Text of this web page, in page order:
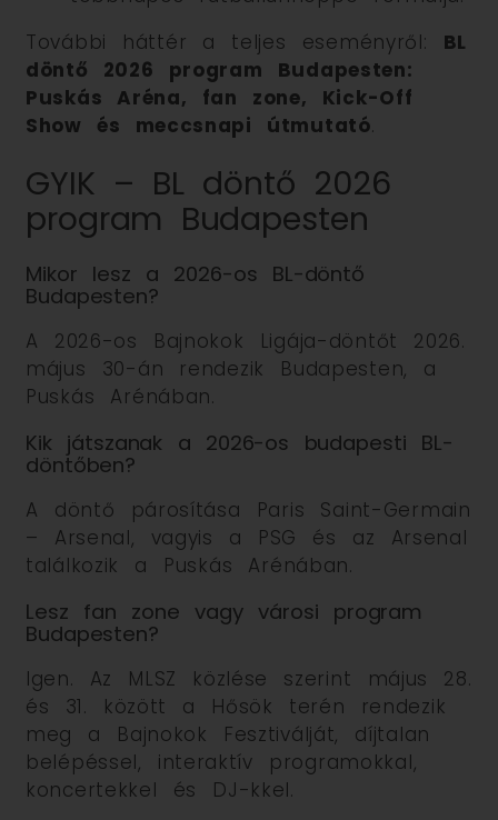
További háttér a teljes eseményről: BL
döntő 2026 program Budapesten:
Puskás Aréna, fan zone, Kick-Off
Show és meccsnapi útmutató.
GYIK – BL döntő 2026
program Budapesten
Mikor lesz a 2026-os BL-döntő
Budapesten?
A 2026-os Bajnokok Ligája-döntőt 2026.
május 30-án rendezik Budapesten, a
Puskás Arénában.
Kik játszanak a 2026-os budapesti BL-
döntőben?
A döntő párosítása Paris Saint-Germain
– Arsenal, vagyis a PSG és az Arsenal
találkozik a Puskás Arénában.
Lesz fan zone vagy városi program
Budapesten?
Igen. Az MLSZ közlése szerint május 28.
és 31. között a Hősök terén rendezik
meg a Bajnokok Fesztiválját, díjtalan
belépéssel, interaktív programokkal,
koncertekkel és DJ-kkel.